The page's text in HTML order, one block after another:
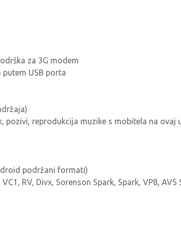
za 3G modem
putem USB porta
reprodukcija muzike s mobitela na ovaj
podržani formati)
RV, Divx, Sorenson Spark, Spark, VP8, AVS